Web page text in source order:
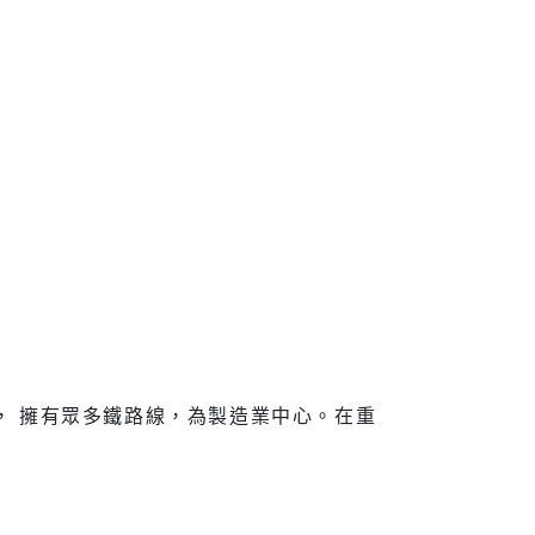
學金
擁有眾多鐵路線，為製造業中心。在重